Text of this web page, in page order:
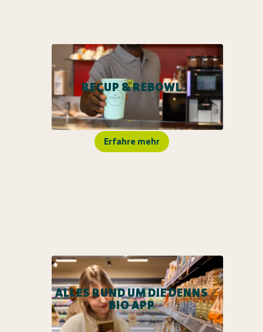
RECUP & REBOWL
Erfahre mehr
ALLES RUND UM DIE DENNS
BIO APP